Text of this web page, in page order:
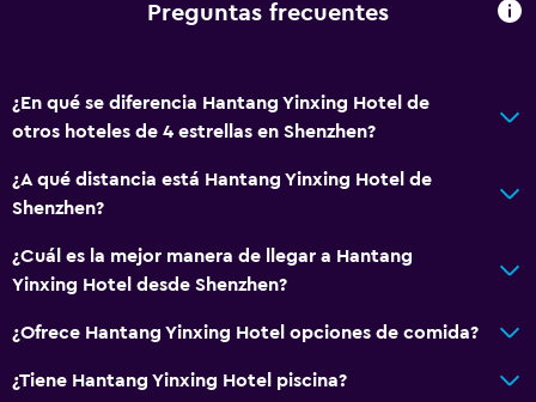
Preguntas frecuentes
¿En qué se diferencia Hantang Yinxing Hotel de
otros hoteles de 4 estrellas en Shenzhen?
¿A qué distancia está Hantang Yinxing Hotel de
Shenzhen?
¿Cuál es la mejor manera de llegar a Hantang
Yinxing Hotel desde Shenzhen?
¿Ofrece Hantang Yinxing Hotel opciones de comida?
¿Tiene Hantang Yinxing Hotel piscina?